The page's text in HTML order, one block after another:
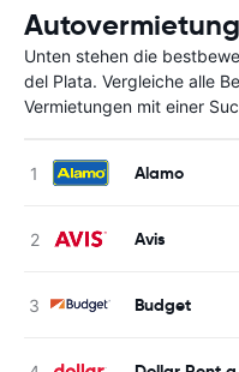
Unten stehen die
del Plata. Vergleiche alle
Vermietungen mit einer
Alamo
Avis
Budget